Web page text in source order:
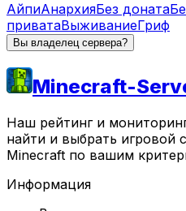
АйпиАнархияБез доната
приватаВыживаниеГриф
Вы владелец сервера?
Minecraft-
Наш рейтинг и
найти и выбрать игровой
Minecraft по вашим
Информация